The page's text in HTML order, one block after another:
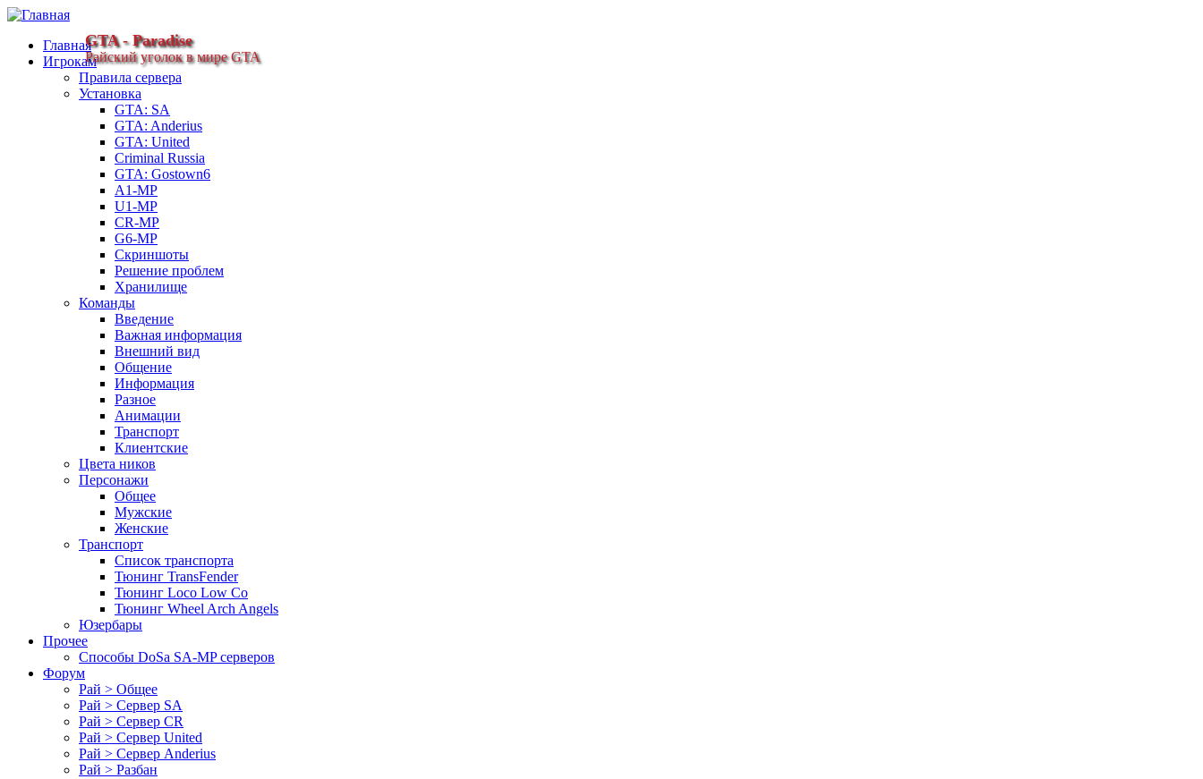
GTA - Paradise
Райский уголок в мире GTA
Главная
Игрокам
Правила сервера
Установка
GTA: SA
GTA: Anderius
GTA: United
Criminal Russia
GTA: Gostown6
A1-MP
U1-MP
CR-MP
G6-MP
Скриншоты
Решение проблем
Хранилище
Команды
Введение
Важная информация
Внешний вид
Общение
Информация
Разное
Анимации
Транспорт
Клиентские
Цвета ников
Персонажи
Общее
Мужские
Женские
Транспорт
Список транспорта
Тюнинг TransFender
Тюнинг Loco Low Co
Тюнинг Wheel Arch Angels
Юзербары
Прочее
Cпособы DoSа SA-MP серверов
Форум
Рай > Общее
Рай > Сервер SA
Рай > Сервер CR
Рай > Сервер United
Рай > Сервер Anderius
Рай > Разбан